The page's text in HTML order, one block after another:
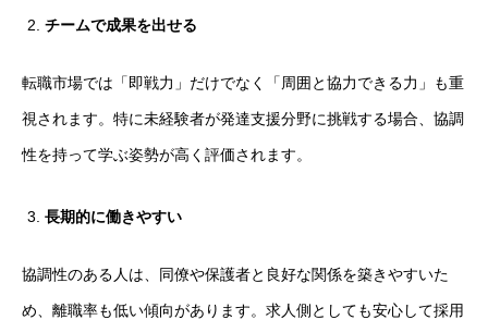
チームで成果を出せる
転職市場では「即戦力」だけでなく「周囲と協力できる力」も重
視されます。特に未経験者が発達支援分野に挑戦する場合、協調
性を持って学ぶ姿勢が高く評価されます。
長期的に働きやすい
協調性のある人は、同僚や保護者と良好な関係を築きやすいた
め、離職率も低い傾向があります。求人側としても安心して採用